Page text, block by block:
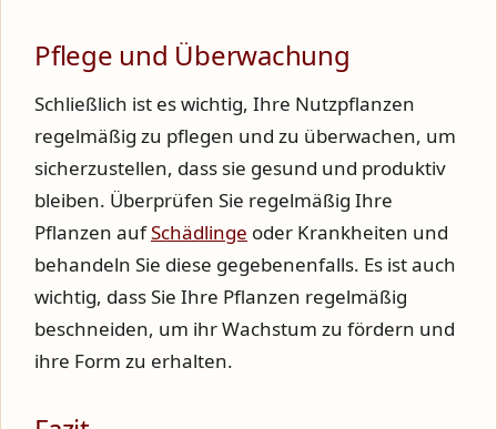
Pflege und Überwachung
Schließlich ist es wichtig, Ihre Nutzpflanzen
regelmäßig zu pflegen und zu überwachen, um
sicherzustellen, dass sie gesund und produktiv
bleiben. Überprüfen Sie regelmäßig Ihre
Pflanzen aufSchädlinge oder Krankheiten und
behandeln Sie diese gegebenenfalls. Es ist auch
wichtig, dass Sie Ihre Pflanzen regelmäßig
beschneiden, um ihr Wachstum zu fördern und
ihre Form zu erhalten.